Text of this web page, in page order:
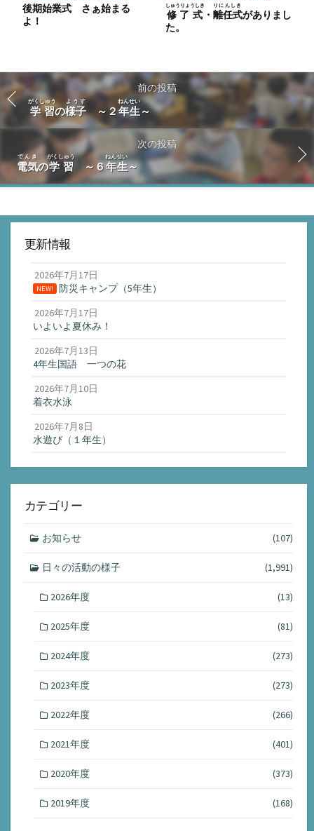
後期始業式 さぁ始まる
よ！
修了式
しゅうりょうしき
・ 離任式
りにんしき
がありまし
た。
前の投稿
学習
がくしゅう
の様子
ようす
～２年生
ねんせい
～
次の投稿
電気
でんき
の学習
がくしゅう
～６年生
ねんせい
～
更新情報
2026年7月17日
NEW!
防災キャンプ（5年生）
2026年7月17日
いよいよ夏休み！
2026年7月13日
4年生国語 一つの花
2026年7月10日
着衣水泳
2026年7月8日
水遊び（１年生）
カテゴリー
お知らせ (107)
日々の活動の様子 (1,991)
2026年度 (13)
2025年度 (81)
2024年度 (273)
2023年度 (273)
2022年度 (266)
2021年度 (401)
2020年度 (373)
2019年度 (168)